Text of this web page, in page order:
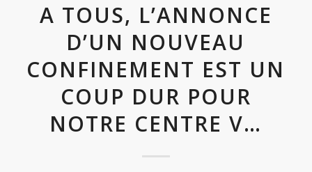
A TOUS, L’ANNONCE
D’UN NOUVEAU
CONFINEMENT EST UN
COUP DUR POUR
NOTRE CENTRE V…